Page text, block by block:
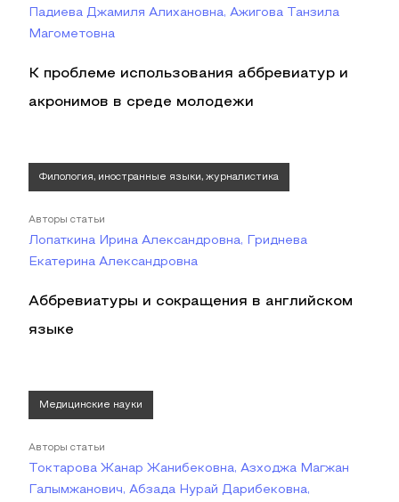
Падиева Джамиля Алихановна, Ажигова Танзила
Магометовна
К проблеме использования аббревиатур и
акронимов в среде молодежи
Филология, иностранные языки, журналистика
Авторы статьи
Лопаткина Ирина Александровна, Гриднева
Екатерина Александровна
Аббревиатуры и сокращения в английском
языке
Медицинские науки
Авторы статьи
Токтарова Жанар Жанибековна, Азходжа Магжан
Галымжанович, Абзада Нурай Дарибековна,